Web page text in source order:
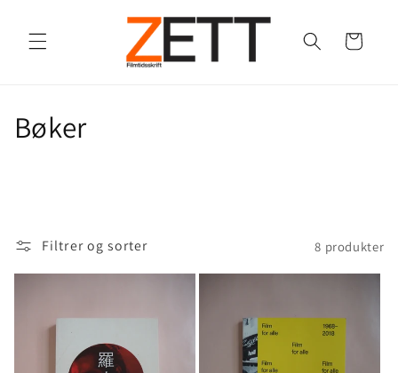
innholdet
Handlekurv
S
l
i
Bøker
Filtrer og sorter 8 produkter